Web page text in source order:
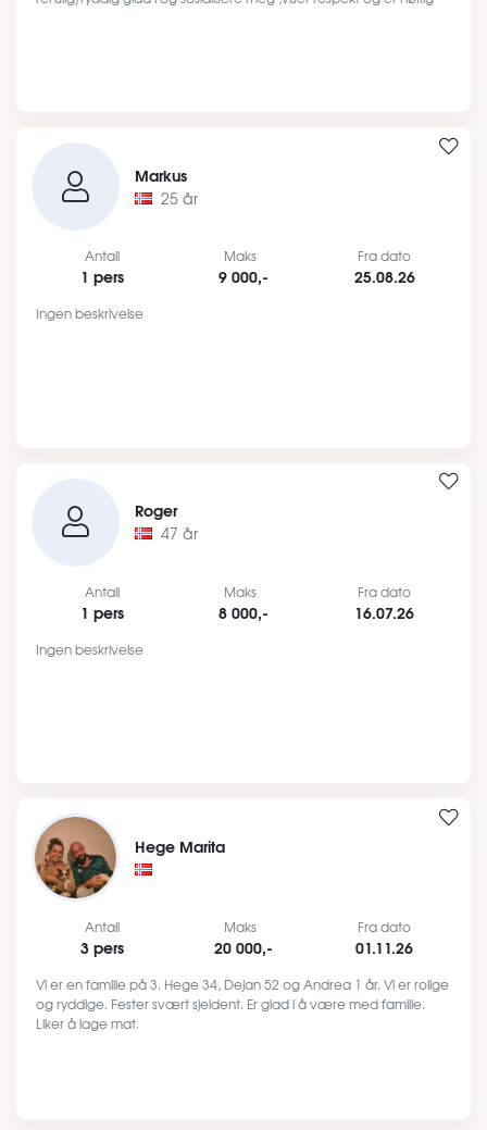
Markus
25 år
Antall
1 pers
Maks
9 000,-
Fra dato
25.08.26
Ingen beskrivelse
Roger
47 år
Antall
1 pers
Maks
8 000,-
Fra dato
16.07.26
Ingen beskrivelse
Hege Marita
Antall
3 pers
Maks
20 000,-
Fra dato
01.11.26
Vi er en familie på 3. Hege 34, Dejan 52 og Andrea 1 år. Vi er rolige
og ryddige. Fester svært sjeldent. Er glad i å være med familie.
Liker å lage mat.